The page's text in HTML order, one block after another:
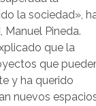
la sociedad»,
Pineda.
que la
que
y ha querido
nuevos